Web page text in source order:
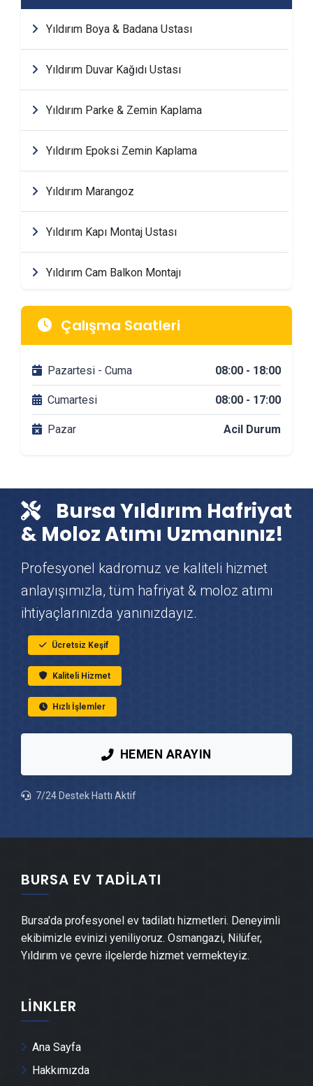
Yıldırım Boya & Badana Ustası
Yıldırım Duvar Kağıdı Ustası
Yıldırım Parke & Zemin Kaplama
Yıldırım Epoksi Zemin Kaplama
Yıldırım Marangoz
Yıldırım Kapı Montaj Ustası
Yıldırım Cam Balkon Montajı
Yıldırım Banyo Tadilatı
Yıldırım DuşaKabin Montajı
Yıldırım Vinç Kiralama
Yıldırım Çatı Ustası
Yıldırım Fayans & Seramik Ustası
Yıldırım Prefabrik Ev Yapımı
Yıldırım Ahşap Ev Yapımı
Yıldırım Peyzaj Hizmetleri
Yıldırım Mantolama Ustası
Yıldırım Şömine Yapımı
Yıldırım Mermer & Doğal Taş
Yıldırım Alçıpan Ustası
Yıldırım Şap Ustası
Yıldırım Alçı & Sıva Ustası
Yıldırım Kepenk & Panjur Montajı
Çalışma Saatleri
Pazartesi - Cuma 08:00 - 18:00
Cumartesi 08:00 - 17:00
Pazar Acil Durum
Bursa Yıldırım Hafriyat
& Moloz Atımı Uzmanınız!
Profesyonel kadromuz ve kaliteli hizmet
anlayışımızla, tüm hafriyat & moloz atımı
ihtiyaçlarınızda yanınızdayız.
Ücretsiz Keşif
Kaliteli Hizmet
Hızlı İşlemler
HEMEN ARAYIN
7/24 Destek Hattı Aktif
BURSA EV TADILATI
Bursa'da profesyonel ev tadilatı hizmetleri. Deneyimli
ekibimizle evinizi yeniliyoruz. Osmangazi, Nilüfer,
Yıldırım ve çevre ilçelerde hizmet vermekteyiz.
LINKLER
Ana Sayfa
Hakkımızda